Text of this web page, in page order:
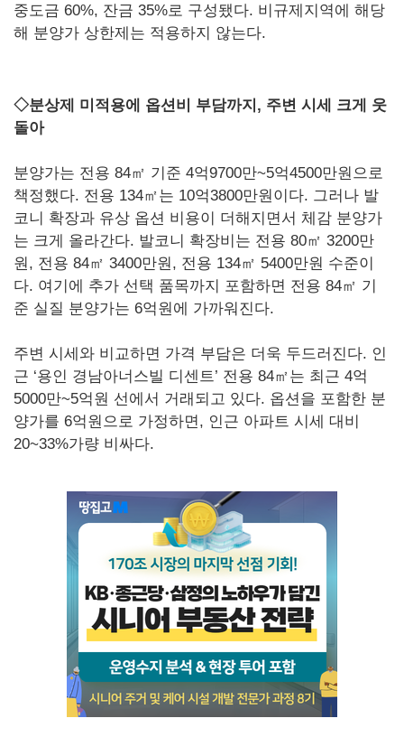
중도금 60%, 잔금 35%로 구성됐다. 비규제지역에 해당
해 분양가 상한제는 적용하지 않는다.
◇분상제 미적용에 옵션비 부담까지, 주변 시세 크게 웃
돌아
분양가는 전용 84㎡ 기준 4억9700만~5억4500만원으로
책정했다. 전용 134㎡는 10억3800만원이다. 그러나 발
코니 확장과 유상 옵션 비용이 더해지면서 체감 분양가
는 크게 올라간다. 발코니 확장비는 전용 80㎡ 3200만
원, 전용 84㎡ 3400만원, 전용 134㎡ 5400만원 수준이
다. 여기에 추가 선택 품목까지 포함하면 전용 84㎡ 기
준 실질 분양가는 6억원에 가까워진다.
주변 시세와 비교하면 가격 부담은 더욱 두드러진다. 인
근 ‘용인 경남아너스빌 디센트’ 전용 84㎡는 최근 4억
5000만~5억원 선에서 거래되고 있다. 옵션을 포함한 분
양가를 6억원으로 가정하면, 인근 아파트 시세 대비
20~33%가량 비싸다.